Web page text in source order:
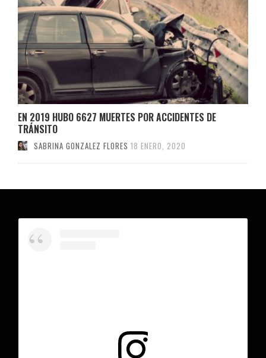
EN 2019 HUBO 6627 MUERTES POR ACCIDENTES DE
TRÁNSITO
SABRINA GONZALEZ FLORES 18 ENERO, 2020